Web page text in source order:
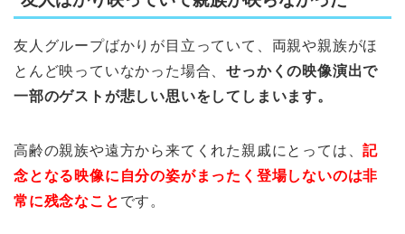
友人グループばかりが目立っていて、両親や親族がほ
とんど映っていなかった場合、せっかくの映像演出で
一部のゲストが悲しい思いをしてしまいます。
高齢の親族や遠方から来てくれた親戚にとっては、記
念となる映像に自分の姿がまったく登場しないのは非
常に残念なこと です。